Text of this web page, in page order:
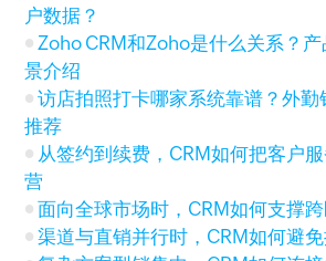
户数据？
Zoho CRM和Zoho是什么关系？
景介绍
访店拍照打卡哪家系统靠谱？外
推荐
从签约到续费，CRM如何把客户
营
面向全球市场时，CRM如何支撑
渠道与直销并行时，CRM如何避